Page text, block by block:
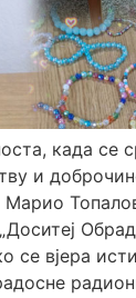
када се
и
се вјера